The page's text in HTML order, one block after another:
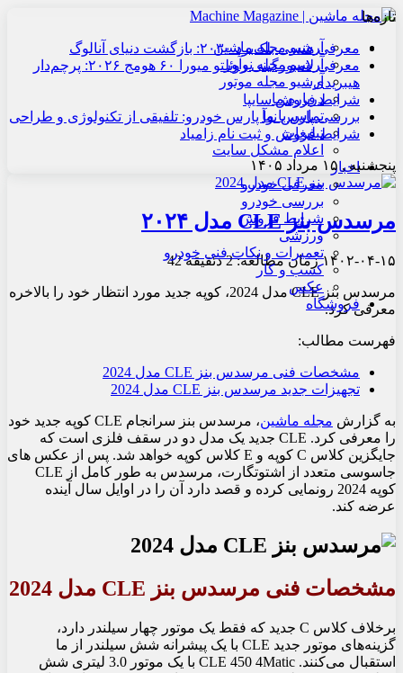
آرشیو مجله ماشین
آرشیو مجله نوآور
آرشیو مجله موتور
درباره ما
تماس با ما
تبلیغات
اعلام مشکل سایت
اخبار
معرفی خودرو
بررسی خودرو
شرایط فروش
ورزشی
تعمیرات و نکات فنی خودرو
کسب و کار
عکس
فروشگاه
تازه‌ها
معرفی هنسی بلک‌برد ۲۰۳۰: بازگشت دنیای آنالوگ
معرفی لامبورگینی روئلتو میورا ۶۰ هومج ۲۰۲۶: پرچم‌دار
هیبریدی
شرایط فروش سایپا
بررسی پارس نوآ پارس خودرو: تلفیقی از تکنولوژی و طراحی
شرایط فروش و ثبت نام زامیاد
پنجشنبه , ۱۵ مرداد ۱۴۰۵
مرسدس بنز CLE مدل ۲۰۲۴
۱۴۰۲-۰۴-۱۵زمان مطالعه: 2 دئقیقه 42
مرسدس بنز CLE مدل 2024، کوپه جدید مورد انتظار خود را بالاخره
معرفی کرد.
فهرست مطالب:
مشخصات فنی مرسدس بنز CLE مدل 2024
تجهیزات جدید مرسدس بنز CLE مدل 2024
به گزارش مجله ماشین
، مرسدس بنز سرانجام CLE کوپه جدید خود
را معرفی کرد. CLE جدید یک مدل دو در سقف فلزی است که
جایگزین کلاس C کوپه و E کلاس کوپه خواهد شد. پس از عکس های
جاسوسی متعدد از اشتوتگارت، مرسدس به طور کامل از CLE
کوپه 2024 رونمایی کرده و قصد دارد آن را در اوایل سال آینده
عرضه کند.
مشخصات فنی مرسدس بنز CLE مدل 2024
برخلاف کلاس C جدید که فقط یک موتور چهار سیلندر دارد،
گزینه‌های موتور جدید CLE با یک پیشرانه شش سیلندر از ما
استقبال می‌کنند. CLE 450 4Matic با یک موتور 3.0 لیتری شش